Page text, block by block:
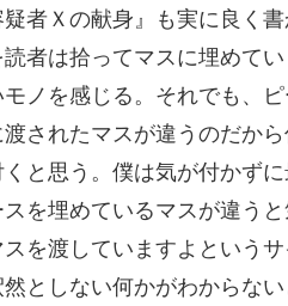
者Ｘの献身』も実に良く
者は拾ってマスに埋めて
ノを感じる。それでも、
されたマスが違うのだか
と思う。僕は気が付かず
を埋めているマスが違う
を渡していますよという
然としない何かがわからな